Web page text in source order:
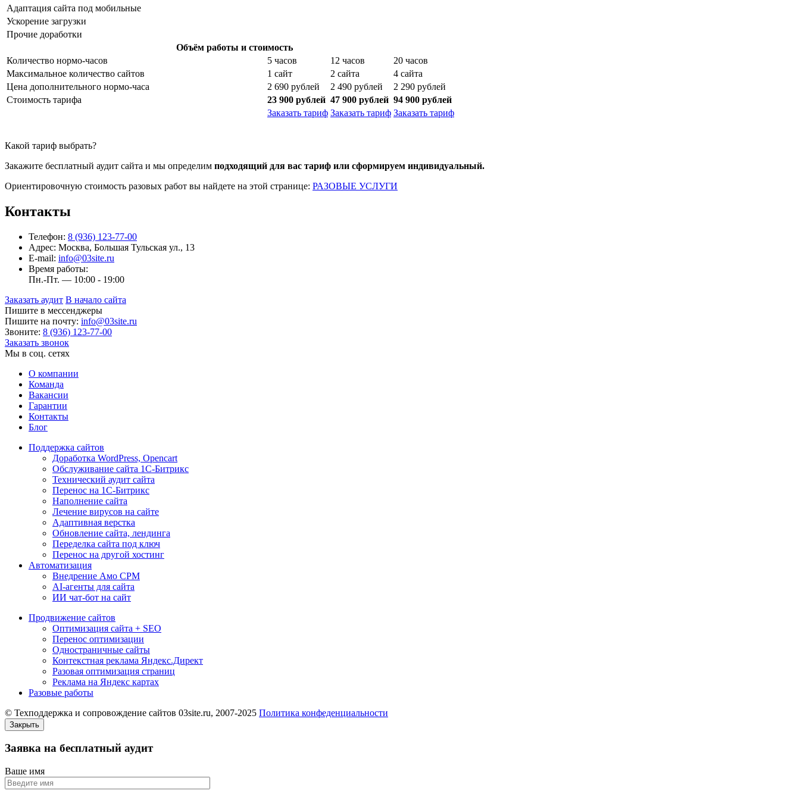
Адаптация сайта под мобильные
Ускорение загрузки
Прочие доработки
Объём работы и стоимость
Количество нормо-часов
5 часов 12 часов
20 часов
Максимальное количество сайтов
1 сайт 2 сайта
4 сайта
Цена дополнительного нормо-часа
2 690 рублей 2 490 рублей
2 290 рублей
Стоимость тарифа
23 900 рублей 47 900 рублей 94 900 рублей
Заказать тариф Заказать тариф Заказать тариф
Какой тариф выбрать?
Закажите бесплатный аудит сайта и мы определим подходящий для ваc тариф или сформируем индивидуальный.
Ориентировочную стоимость разовых работ вы найдете на этой странице: РАЗОВЫЕ УСЛУГИ
Контакты
Телефон: 8 (936) 123-77-00
Адрес: Москва, Большая Тульская ул., 13
E-mail: info@03site.ru
Время работы:
Пн.-Пт. — 10:00 - 19:00
Заказать аудит В начало сайта
Пишите в мессенджеры
Пишите на почту: info@03site.ru
Звоните: 8 (936) 123-77-00
Заказать звонок
Мы в соц. сетях
О компании
Команда
Вакансии
Гарантии
Контакты
Блог
Поддержка сайтов
Доработка WordPress, Opencart
Обслуживание сайта 1С-Битрикс
Технический аудит сайта
Перенос на 1С-Битрикс
Наполнение сайта
Лечение вирусов на сайте
Адаптивная верстка
Обновление сайта, лендинга
Переделка сайта под ключ
Перенос на другой хостинг
Автоматизация
Внедрение Амо СРМ
AI-агенты для сайта
ИИ чат-бот на сайт
Продвижение сайтов
Оптимизация сайта + SEO
Перенос оптимизации
Одностраничные сайты
Контекстная реклама Яндекс.Директ
Разовая оптимизация страниц
Реклама на Яндекс картах
Разовые работы
© Техподдержка и сопровождение сайтов 03site.ru, 2007-2025 Политика конфеденциальности
Закрыть
Заявка на бесплатный аудит
Ваше имя